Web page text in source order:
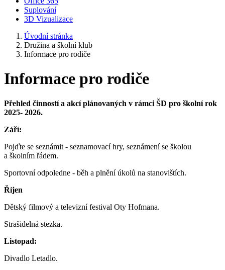
Suplování
3D Vizualizace
Úvodní stránka
Družina a školní klub
Informace pro rodiče
Informace pro rodiče
Přehled činností a akcí plánovaných v rámci ŠD pro školní rok
2025- 2026.
Září:
Pojďte se seznámit - seznamovací hry, seznámení se školou
a školním řádem.
Sportovní odpoledne - běh a plnění úkolů na stanovištích.
Říjen
Dětský filmový a televizní festival Oty Hofmana.
Strašidelná stezka.
Listopad:
Divadlo Letadlo.